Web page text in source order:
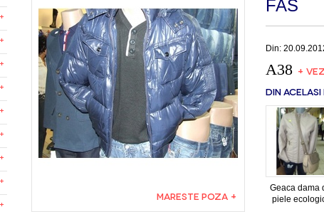
MARESTE POZA +
FAS
Din:
A38 +
DIN
Geaca dama
piele